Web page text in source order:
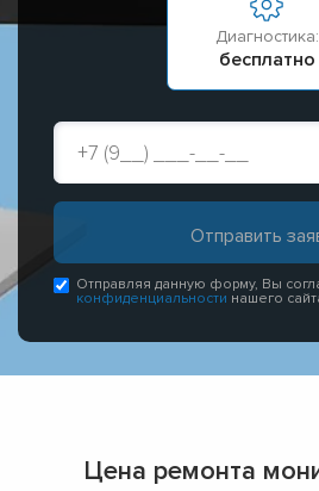
Диагностика:
бесплатно
Отправляя данную форму, Вы
конфиденциальности нашего
Цена ремонта